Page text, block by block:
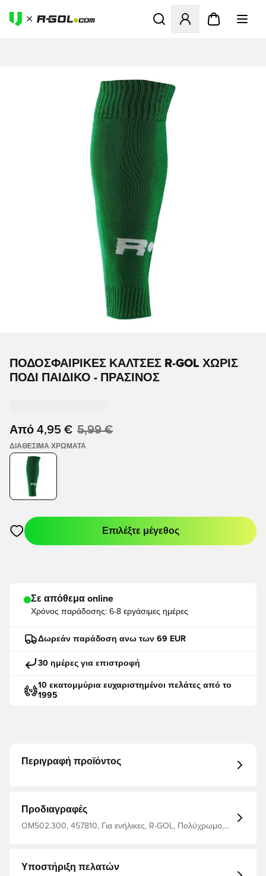
Ανοίγει ένα Modal για να
ΠΟΔΟΣΦΑΙΡΙΚΈΣ ΚΆΛΤΣΕΣ R-GOL ΧΩΡΊΣ
ΠΌΔΙ ΠΑΙΔΙΚΌ - ΠΡΆΣΙΝΟΣ
Από 4,95 € 5,99 €
ΔΙΑΘΈΣΙΜΑ ΧΡΏΜΑΤΑ
Ανοίγει ένα Modal για να συνδεθείτε ή να εγγραφείτε ως
Επιλέξτε μέγεθος
Σε απόθεμα online
Χρόνος παράδοσης: 6-8 εργάσιμες ημέρες
Δωρεάν παράδοση ανω των 69 EUR
30 ημέρες για επιστροφή
10 εκατομμύρια ευχαριστημένοι πελάτες από το
1995
Περιγραφή προϊόντος
Προδιαγραφές
OM502.300, 457810, Για ενήλικες, R-GOL, Πολύχρωμο,
Υποστήριξη πελατών